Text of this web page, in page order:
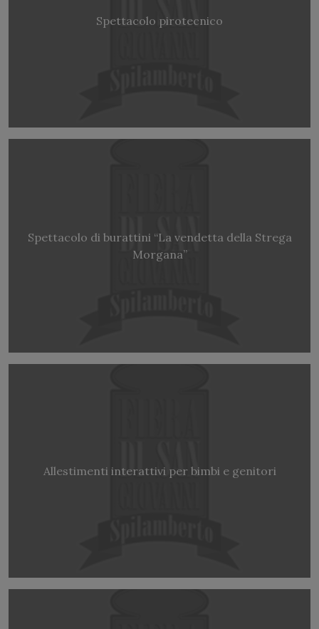
Spettacolo pirotecnico
Spettacolo di burattini “La vendetta della Strega
Morgana”
Allestimenti interattivi per bimbi e genitori